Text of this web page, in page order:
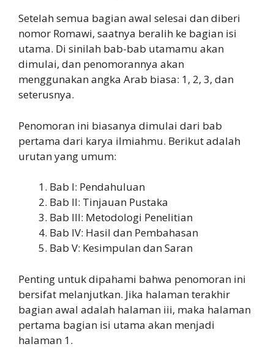
Setelah semua bagian awal selesai dan diberi
nomor Romawi, saatnya beralih ke bagian isi
utama. Di sinilah bab-bab utamamu akan
dimulai, dan penomorannya akan
menggunakan angka Arab biasa: 1, 2, 3, dan
seterusnya.
Penomoran ini biasanya dimulai dari bab
pertama dari karya ilmiahmu. Berikut adalah
urutan yang umum:
Bab I: Pendahuluan
Bab II: Tinjauan Pustaka
Bab III: Metodologi Penelitian
Bab IV: Hasil dan Pembahasan
Bab V: Kesimpulan dan Saran
Penting untuk dipahami bahwa penomoran ini
bersifat melanjutkan. Jika halaman terakhir
bagian awal adalah halaman iii, maka halaman
pertama bagian isi utama akan menjadi
halaman 1.